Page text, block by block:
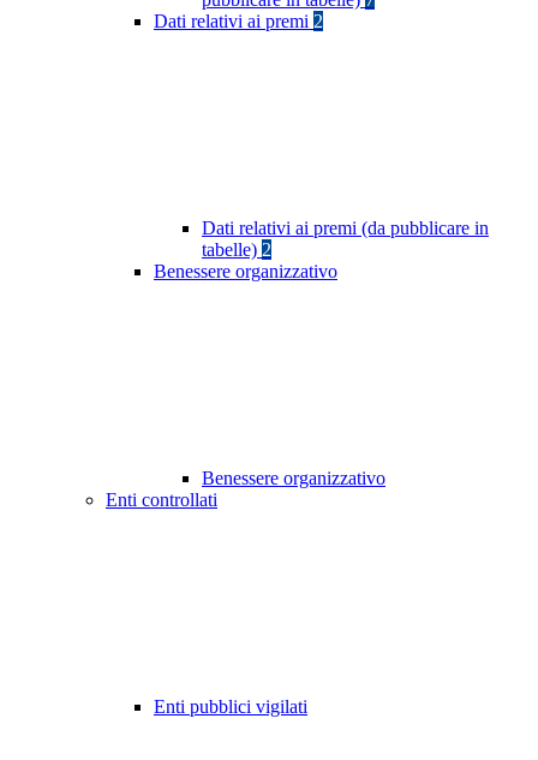
Dati relativi ai premi 2
Dati relativi ai premi (da pubblicare in
tabelle) 2
Benessere organizzativo
Benessere organizzativo
Enti controllati
Enti pubblici vigilati